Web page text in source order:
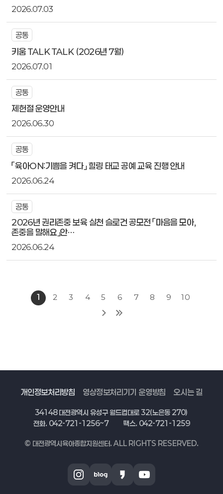
2026.07.03
공통
키움 TALK TALK (2026년 7월)
2026.07.01
공통
제헌절 운영안내
2026.06.30
공통
「육아ON:기쁨을 켜다」 힐링 태교 공예 교육 진행 안내
2026.06.24
공통
2026년 권리존중 보육 실천 슬로건 공모전 「마음을 모아,
존중을 말해요」안…
2026.06.24
1 2 3 4 5 6 7 8 9 10
개인정보처리방침 영상정보처리기기 운영방침 오시는 길
34148 대전광역시 유성구 월드컵대로 32(노은동 270)
전화. 042-721-1256~7
팩스. 042-721-1259
© 대전광역시육아종합지원센터. ALL RIGHTS RESERVED.